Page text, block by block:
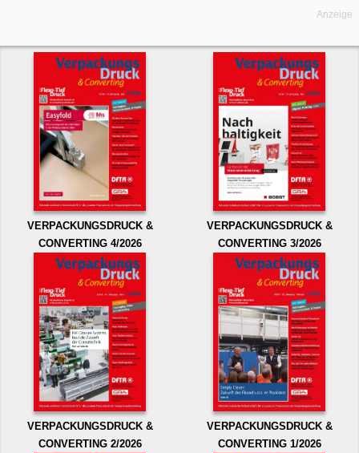
Anzeige
VERPACKUNGSDRUCK &
CONVERTING 4/2026
VERPACKUNGSDRUCK &
CONVERTING 3/2026
VERPACKUNGSDRUCK &
CONVERTING 2/2026
VERPACKUNGSDRUCK &
CONVERTING 1/2026